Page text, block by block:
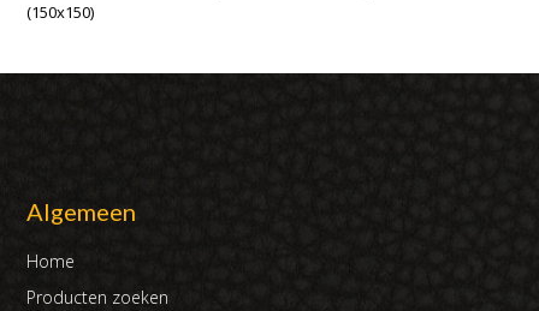
(150x150)
Algemeen
Home
Producten zoeken